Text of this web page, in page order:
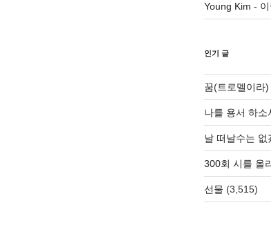
Young Kim -
인기 글
꿈(트로멜이라)
나를 용서 하소
날 떠날수는 없
300회 시를 올
선물 (3,515)